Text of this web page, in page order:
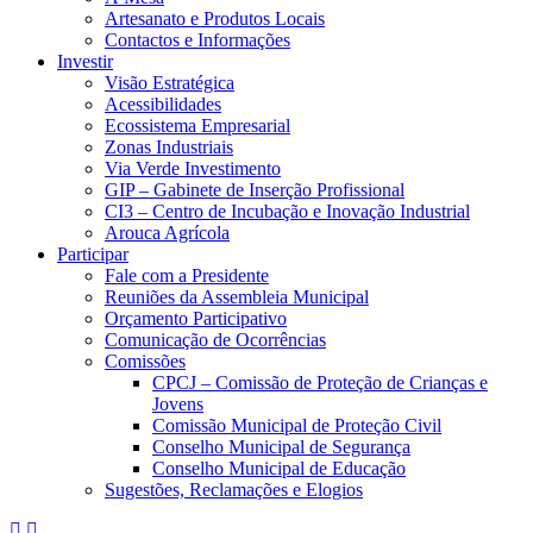
Artesanato e Produtos Locais
Contactos e Informações
Investir
Visão Estratégica
Acessibilidades
Ecossistema Empresarial
Zonas Industriais
Via Verde Investimento
GIP – Gabinete de Inserção Profissional
CI3 – Centro de Incubação e Inovação Industrial
Arouca Agrícola
Participar
Fale com a Presidente
Reuniões da Assembleia Municipal
Orçamento Participativo
Comunicação de Ocorrências
Comissões
CPCJ – Comissão de Proteção de Crianças e
Jovens
Comissão Municipal de Proteção Civil
Conselho Municipal de Segurança
Conselho Municipal de Educação
Sugestões, Reclamações e Elogios